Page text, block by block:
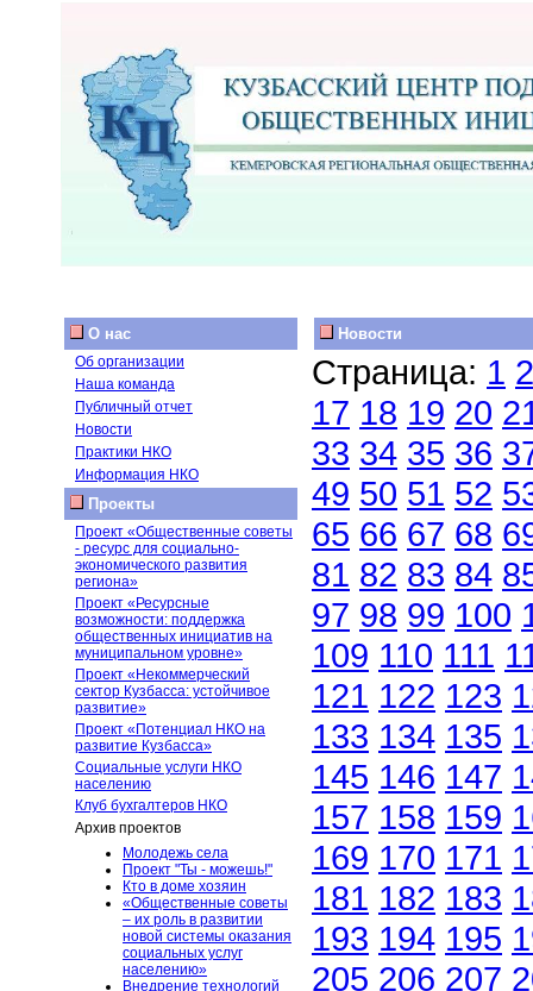
О нас
Об организации
Наша команда
Публичный отчет
Новости
Практики НКО
Информация НКО
Проекты
Проект «Общественные советы
- ресурс для социально-
экономического развития
региона»
Проект «Ресурсные
возможности: поддержка
общественных инициатив на
муниципальном уровне»
Проект «Некоммерческий
сектор Кузбасса: устойчивое
развитие»
Проект «Потенциал НКО на
развитие Кузбасса»
Социальные услуги НКО
населению
Клуб бухгалтеров НКО
Архив проектов
Молодежь села
Проект "Ты - можешь!"
Кто в доме хозяин
«Общественные советы
– их роль в развитии
новой системы оказания
социальных услуг
населению»
Внедрение технологий
Новости
Страница: 1 2
17 18 19 20
33 34 35 36
49 50 51 52
65 66 67 68
81 82 83 84
97 98 99 100
109 110 111
121 122 123
133 134 135
145 146 147
157 158 159
169 170 171
181 182 183
193 194 195
205 206 207